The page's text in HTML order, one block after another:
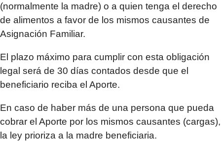
(normalmente la madre) o a quien tenga el derecho
de alimentos a favor de los mismos causantes de
Asignación Familiar.
El plazo máximo para cumplir con esta obligación
legal será de 30 días contados desde que el
beneficiario reciba el Aporte.
En caso de haber más de una persona que pueda
cobrar el Aporte por los mismos causantes (cargas),
la ley prioriza a la madre beneficiaria.